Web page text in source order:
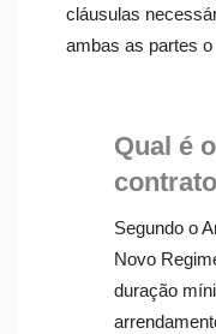
cláusulas
ambas as partes
Qual é
Segundo o
Novo
duração